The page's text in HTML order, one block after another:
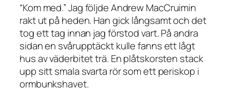
“Kom med.” Jag följde Andrew MacCruimin
rakt ut på heden. Han gick långsamt och det
tog ett tag innan jag förstod vart. På andra
sidan en svårupptäckt kulle fanns ett lågt
hus av väderbitet trä. En plåtskorsten stack
upp sitt smala svarta rör som ett periskop i
ormbunkshavet.